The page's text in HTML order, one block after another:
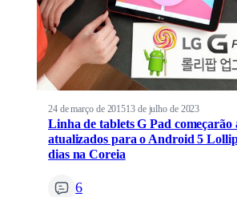
24 de março de 201513 de julho de 2023
Linha de tablets G Pad começarão
atualizados para o Android 5
dias na Coreia
6